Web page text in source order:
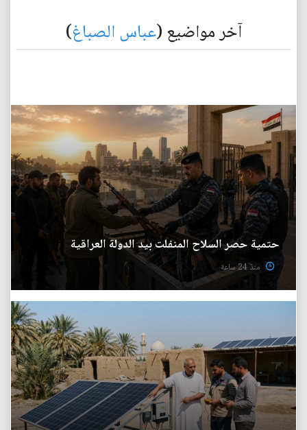
آخر مواضيع (عباس الصباغ)
حتمية حصر السلاح المنفلت بيد الدولة العراقية
منذ 24 ساعة